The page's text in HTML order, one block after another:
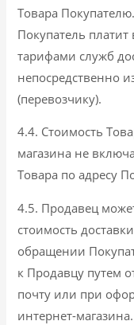
Товара
Покупатель
тарифами служб
непосредственно
(перевозчику).
4.4. Стоимость
магазина не
Товара по адресу
4.5. Продавец
стоимость
обращении
к Продавцу путем
почту или при
интернет-магазина.